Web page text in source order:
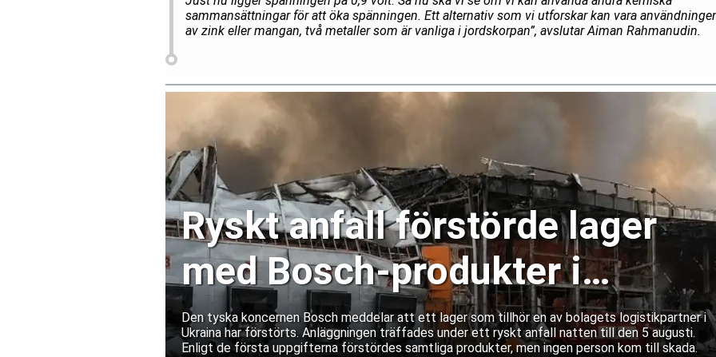
sammansättningar för att öka spänningen. Ett alternativ som vi utforskar kan vara
av zink eller mangan, två metaller som är vanliga i jordskorpan”, avslutar Aiman Rahmanudin.
Ryskt anfall förstörde lager
med Bosch-produkter i
Ukraina
Den tyska koncernen Bosch meddelar att ett lager som tillhör en av bolagets logistikpartner i
Ukraina har förstörts. Anläggningen träffades under ett ryskt anfall natten till den 5 augusti.
Enligt de första uppgifterna förstördes samtliga produkter, men ingen person kom till skada.